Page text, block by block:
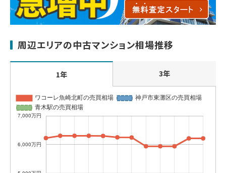
周辺エリアの中古マンション相場推移
1年 3年